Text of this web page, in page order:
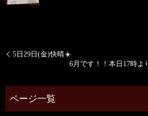
5日29日(金)快晴☀️
6月です！！本日17時よ